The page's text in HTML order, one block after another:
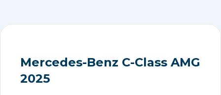
Mercedes-Benz C-Class AMG
2025